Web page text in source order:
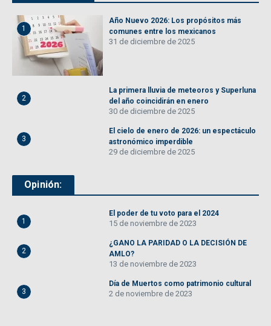
1
Año Nuevo 2026: Los propósitos más
comunes entre los mexicanos
31 de diciembre de 2025
2
La primera lluvia de meteoros y Superluna
del año coincidirán en enero
30 de diciembre de 2025
3
El cielo de enero de 2026: un espectáculo
astronómico imperdible
29 de diciembre de 2025
Opinión:
1
El poder de tu voto para el 2024
15 de noviembre de 2023
2
¿GANO LA PARIDAD O LA DECISIÓN DE
AMLO?
13 de noviembre de 2023
3
Día de Muertos como patrimonio cultural
2 de noviembre de 2023